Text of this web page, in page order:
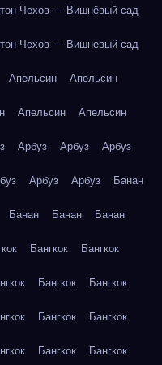
Чехов — Вишнёвый сад
Чехов — Вишнёвый сад
Апельсин Апельсин
Апельсин Апельсин
Арбуз Арбуз Арбуз
Арбуз Арбуз Банан
Банан Банан Банан
Бангкок Бангкок
Бангкок Бангкок
Бангкок Бангкок
Бангкок Бангкок